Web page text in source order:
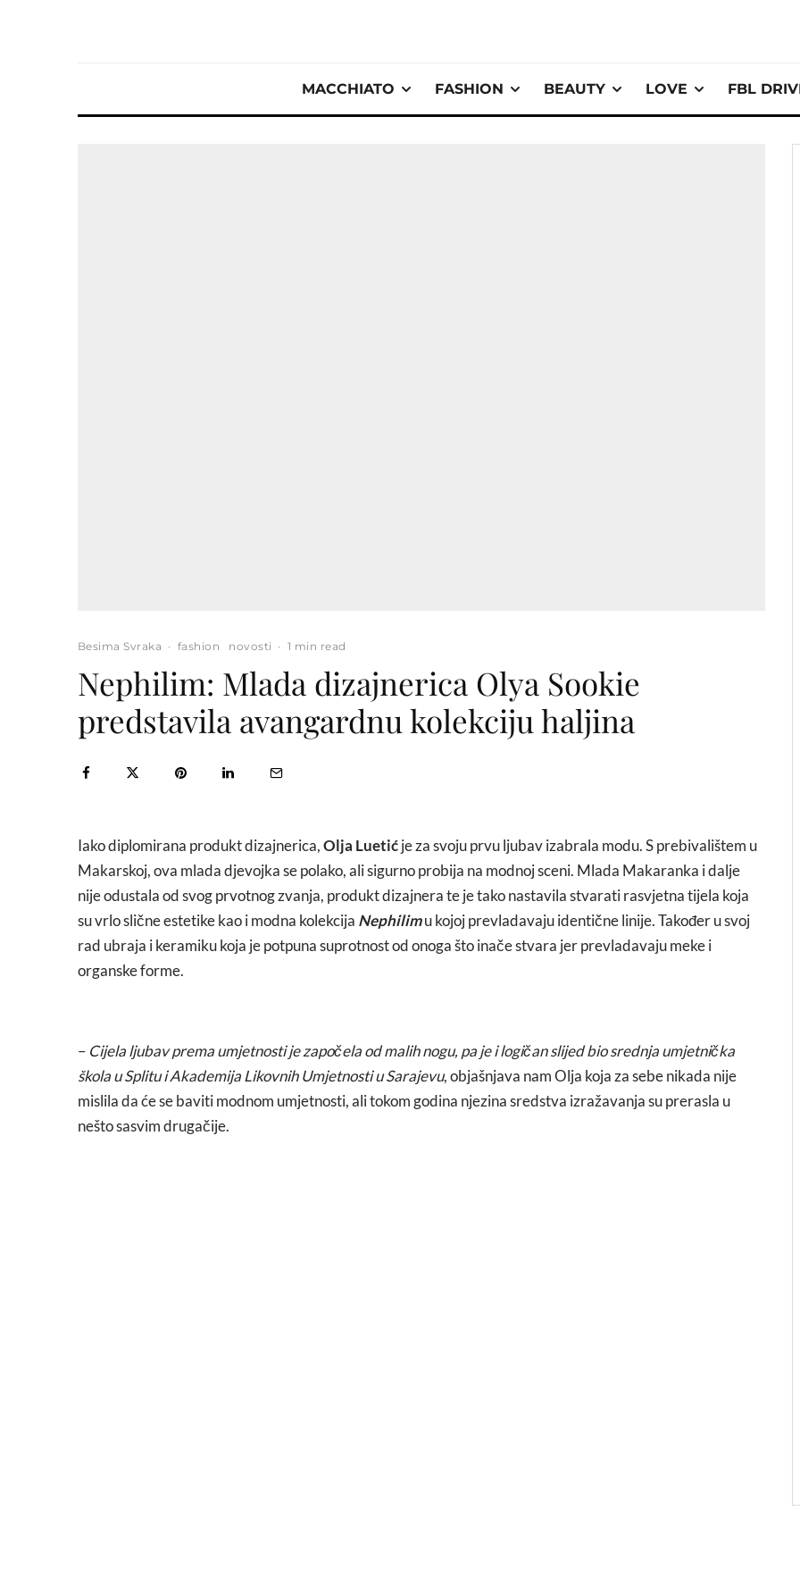
MACCHIATO FASHION BEAUTY LOVE FBL
Besima Svraka · fashion novosti · 1 min read
Nephilim: Mlada dizajnerica Olya Sookie
predstavila avangardnu kolekciju haljina
Iako diplomirana produkt dizajnerica,Olja Luetićje za svoju prvu ljubav izabrala modu. S prebivalištem u
Makarskoj, ova mlada djevojka se polako, ali sigurno probija na modnoj sceni. Mlada Makaranka i dalje
nije odustala od svog prvotnog zvanja, produkt dizajnera te je tako nastavila stvarati rasvjetna tijela koja
su vrlo slične estetike kao i modna kolekcija Nephilimu kojoj prevladavaju identične linije. Također u svoj
rad ubraja i keramiku koja je potpuna suprotnost od onoga što inače stvara jer prevladavaju meke i
organske forme.
– Cijela ljubav prema umjetnosti je započela od malih nogu, pa je i logičan slijed bio srednja umjetnička
škola u Splitu i Akademija Likovnih Umjetnosti u Sarajevu, objašnjava nam Olja koja za sebe nikada nije
mislila da će se baviti modnom umjetnosti, ali tokom godina njezina sredstva izražavanja su prerasla u
nešto sasvim drugačije.